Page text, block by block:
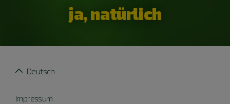
ja, natürlich
Impressum
Deutsch